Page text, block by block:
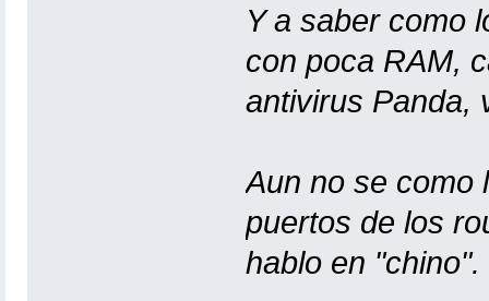
Y a saber como
con poca RAM,
antivirus Panda,
Aun no se como
puertos de los
hablo en "chino".